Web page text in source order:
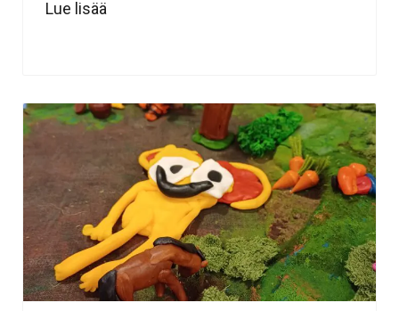
Lue lisää